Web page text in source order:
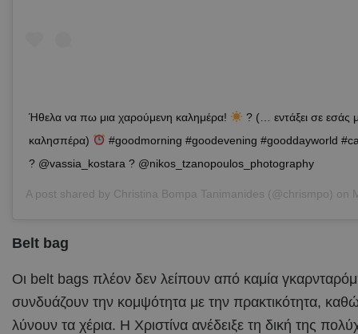
Ήθελα να πω μια χαρούμενη καλημέρα!
? (… εντάξει σε εσάς
καλησπέρα)
#goodmorning #goodevening #gooddayworld
? @vassia_kostara ? @nikos_tzanopoulos_photography
A post shared by Christina Bompa Tanimanides (@chrismpo) on
Belt bag
Oι belt bags πλέον δεν λείπουν από καμία
συνδυάζουν την κομψότητα με την πρακτικότητα,
λύνουν τα χέρια. Η Χριστίνα ανέδειξε τη δική της